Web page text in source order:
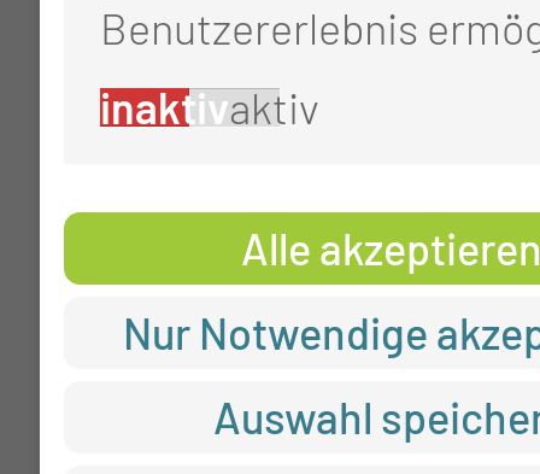
Benutzererlebnis
inaktivaktiv
Alle
Nur Notwendige
Auswahl